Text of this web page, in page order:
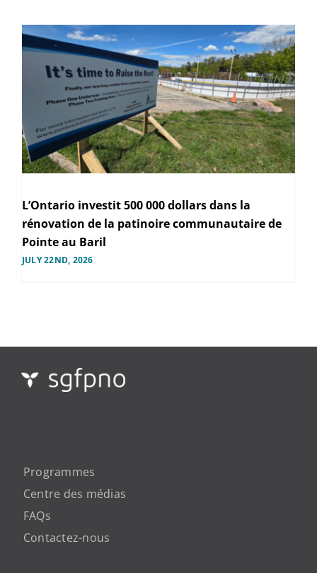
L’Ontario investit 500 000 dollars dans la
rénovation de la patinoire communautaire de
Pointe au Baril
JULY 22ND, 2026
Programmes
Centre des médias
FAQs
Contactez-nous